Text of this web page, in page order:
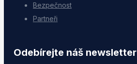
Bezpečnost
Partneři
Odebírejte náš newsletter